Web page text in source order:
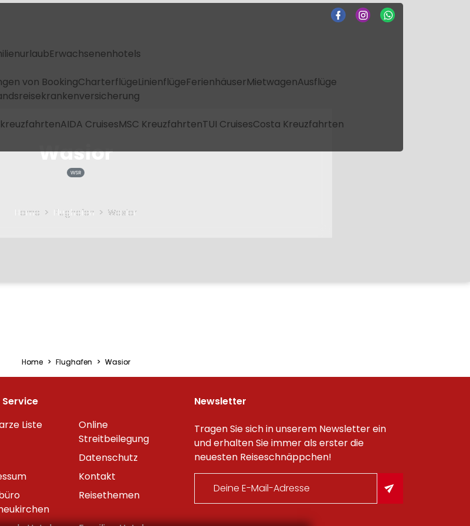
Erwachsenenhotels
von BookingCharterflügeLinienflügeFerienhäuserMietwagenAusflüge
AIDA CruisesMSC KreuzfahrtenTUI CruisesCosta Kreuzfahrten
Wasior
WSR
Home Flughafen Wasior
Home Flughafen Wasior
Liste
Online
Streitbeilegung
Datenschutz
Kontakt
Reisethemen
Newsletter
Tragen Sie sich in unserem Newsletter ein
und erhalten Sie immer als erster die
neuesten Reiseschnäppchen!